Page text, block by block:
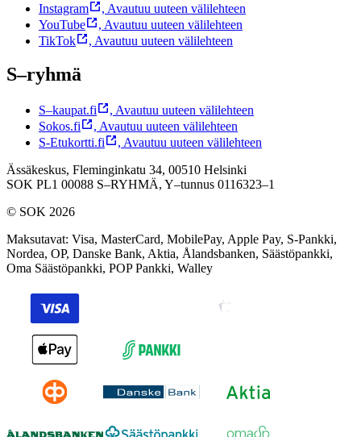
Instagram
, Avautuu uuteen välilehteen
YouTube
, Avautuu uuteen välilehteen
TikTok
, Avautuu uuteen välilehteen
S–ryhmä
S–kaupat.fi , Avautuu uuteen välilehteen
Sokos.fi
, Avautuu uuteen välilehteen
S-Etukortti.fi
, Avautuu uuteen välilehteen
Ässäkeskus, Fleminginkatu 34, 00510 Helsinki
SOK PL1 00088 S–RYHMÄ, Y–tunnus 0116323–1
© SOK 2026
Maksutavat: Visa, MasterCard, MobilePay, Apple Pay, S-Pankki,
Nordea, OP, Danske Bank, Aktia, Ålandsbanken, Säästöpankki,
Oma Säästöpankki, POP Pankki, Walley